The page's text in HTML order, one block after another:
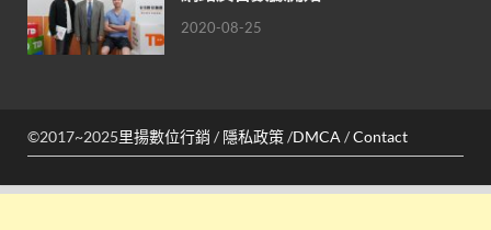
2020-08-25
©2017~2025里揚數位行銷 / 隱私政策/DMCA /Contact